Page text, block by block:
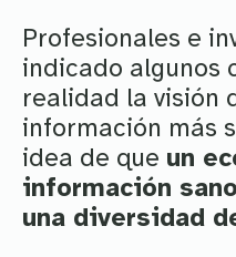
Profesionales e
indicado algunos
realidad la visión
información más
idea de que un
información
una diversidad